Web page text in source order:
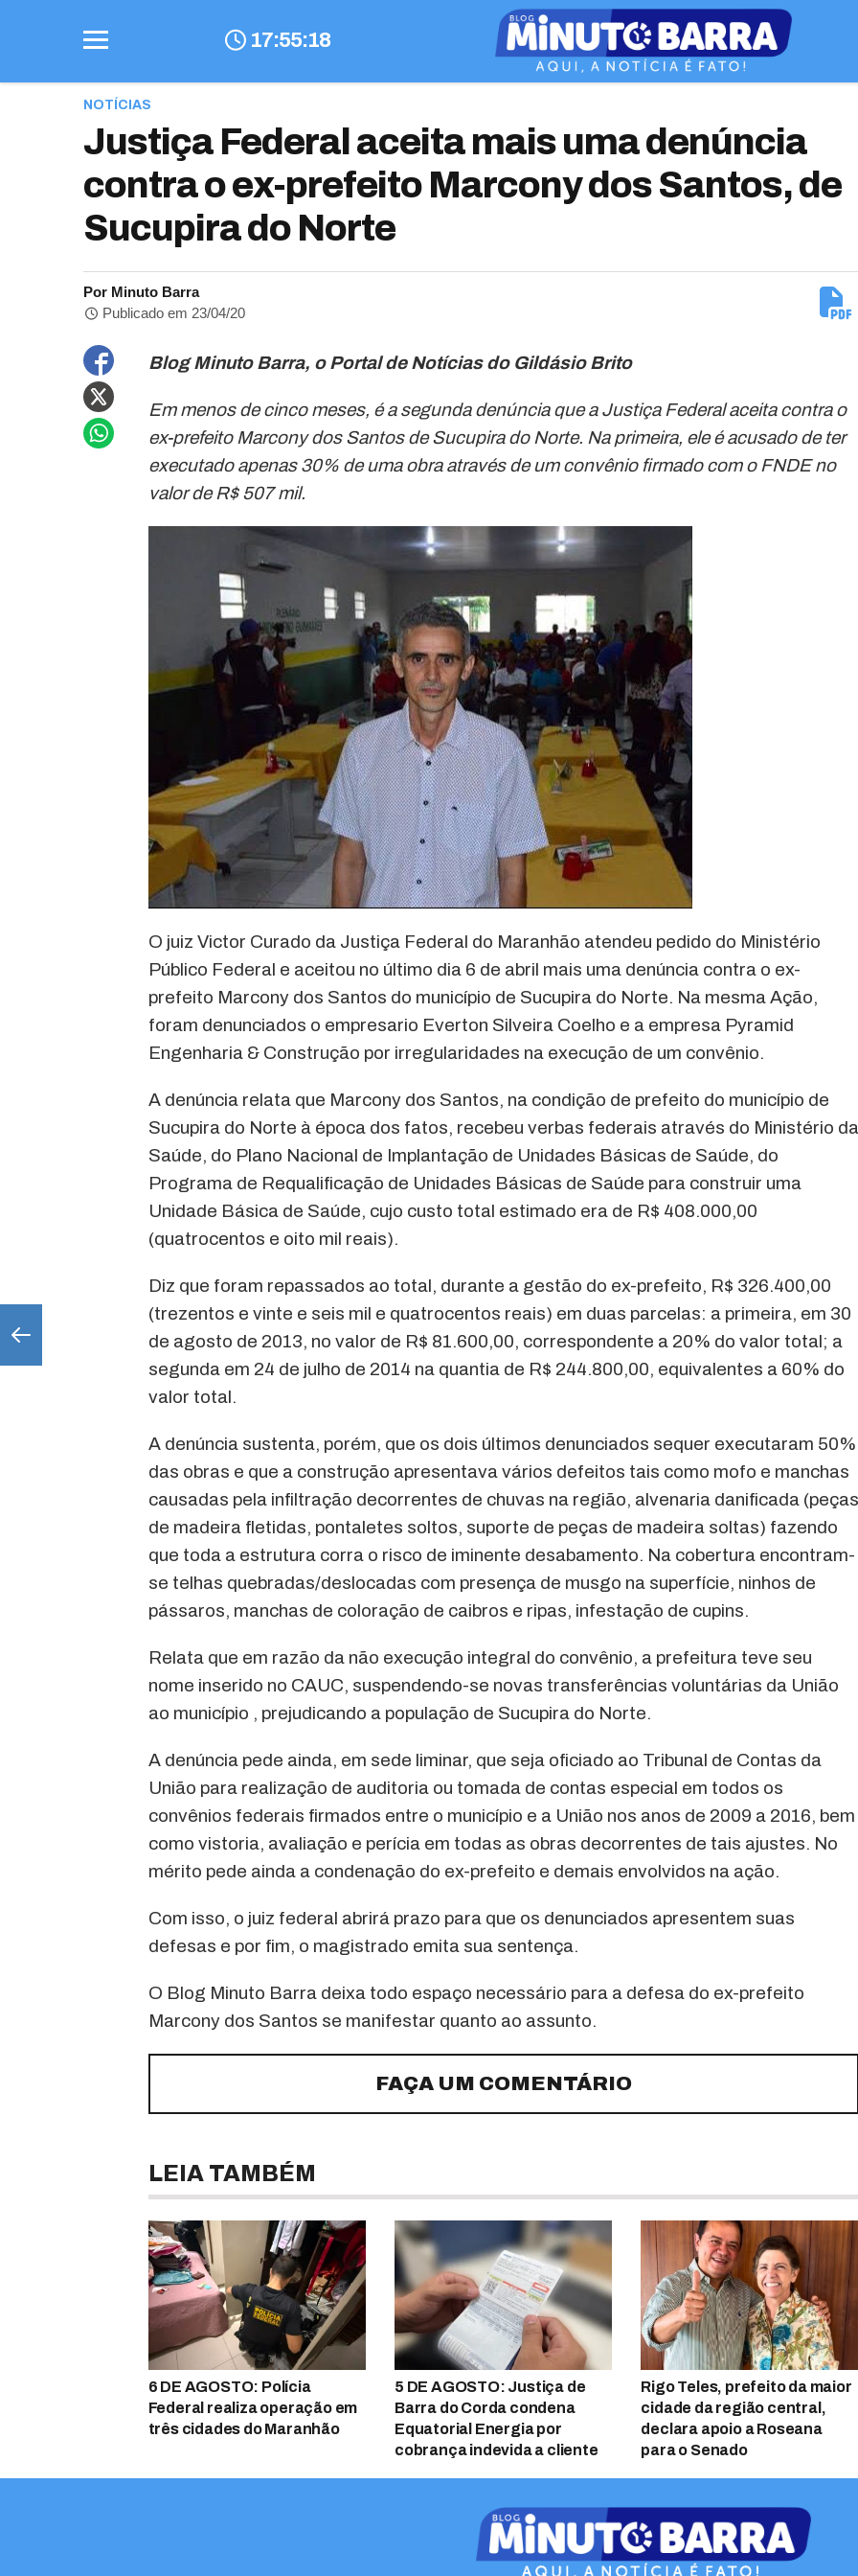
17:55:19
NOTÍCIAS
Justiça Federal aceita mais uma denúncia
contra o ex-prefeito Marcony dos Santos, de
Sucupira do Norte
Por Minuto Barra
Publicado em 23/04/20
Blog Minuto Barra, o Portal de Notícias do Gildásio Brito
Em menos de cinco meses, é a segunda denúncia que a Justiça Federal aceita contra o
ex-prefeito Marcony dos Santos de Sucupira do Norte. Na primeira, ele é acusado de ter
executado apenas 30% de uma obra através de um convênio firmado com o FNDE no
valor de R$ 507 mil.
O juiz Victor Curado da Justiça Federal do Maranhão atendeu pedido do Ministério
Público Federal e aceitou no último dia 6 de abril mais uma denúncia contra o ex-
prefeito Marcony dos Santos do município de Sucupira do Norte. Na mesma Ação,
foram denunciados o empresario Everton Silveira Coelho e a empresa Pyramid
Engenharia & Construção por irregularidades na execução de um convênio.
A denúncia relata que Marcony dos Santos, na condição de prefeito do município de
Sucupira do Norte à época dos fatos, recebeu verbas federais através do Ministério da
Saúde, do Plano Nacional de Implantação de Unidades Básicas de Saúde, do
Programa de Requalificação de Unidades Básicas de Saúde para construir uma
Unidade Básica de Saúde, cujo custo total estimado era de R$ 408.000,00
(quatrocentos e oito mil reais).
Diz que foram repassados ao total, durante a gestão do ex-prefeito, R$ 326.400,00
(trezentos e vinte e seis mil e quatrocentos reais) em duas parcelas: a primeira, em 30
de agosto de 2013, no valor de R$ 81.600,00, correspondente a 20% do valor total; a
segunda em 24 de julho de 2014 na quantia de R$ 244.800,00, equivalentes a 60% do
valor total.
A denúncia sustenta, porém, que os dois últimos denunciados sequer executaram 50%
das obras e que a construção apresentava vários defeitos tais como mofo e manchas
causadas pela infiltração decorrentes de chuvas na região, alvenaria danificada (peças
de madeira fletidas, pontaletes soltos, suporte de peças de madeira soltas) fazendo
que toda a estrutura corra o risco de iminente desabamento. Na cobertura encontram-
se telhas quebradas/deslocadas com presença de musgo na superfície, ninhos de
pássaros, manchas de coloração de caibros e ripas, infestação de cupins.
Relata que em razão da não execução integral do convênio, a prefeitura teve seu
nome inserido no CAUC, suspendendo-se novas transferências voluntárias da União
ao município , prejudicando a população de Sucupira do Norte.
A denúncia pede ainda, em sede liminar, que seja oficiado ao Tribunal de Contas da
União para realização de auditoria ou tomada de contas especial em todos os
convênios federais firmados entre o município e a União nos anos de 2009 a 2016, bem
como vistoria, avaliação e perícia em todas as obras decorrentes de tais ajustes. No
mérito pede ainda a condenação do ex-prefeito e demais envolvidos na ação.
Com isso, o juiz federal abrirá prazo para que os denunciados apresentem suas
defesas e por fim, o magistrado emita sua sentença.
O Blog Minuto Barra deixa todo espaço necessário para a defesa do ex-prefeito
Marcony dos Santos se manifestar quanto ao assunto.
FAÇA UM COMENTÁRIO
LEIA TAMBÉM
6 DE AGOSTO: Polícia
Federal realiza operação em
três cidades do Maranhão
5 DE AGOSTO: Justiça de
Barra do Corda condena
Equatorial Energia por
cobrança indevida a cliente
Rigo Teles, prefeito da maior
cidade da região central,
declara apoio a Roseana
para o Senado